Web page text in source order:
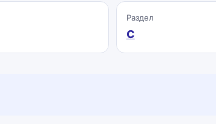
Раздел
C